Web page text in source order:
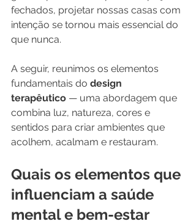
fechados, projetar nossas casas com
intenção se tornou mais essencial do
que nunca.
A seguir, reunimos os elementos
fundamentais do design
terapêutico — uma abordagem que
combina luz, natureza, cores e
sentidos para criar ambientes que
acolhem, acalmam e restauram.
Quais os elementos que
influenciam a saúde
mental e bem-estar